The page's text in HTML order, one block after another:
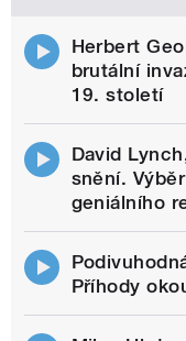
Herbert
brutální
19. století
David
snění.
geniálního
Příhody